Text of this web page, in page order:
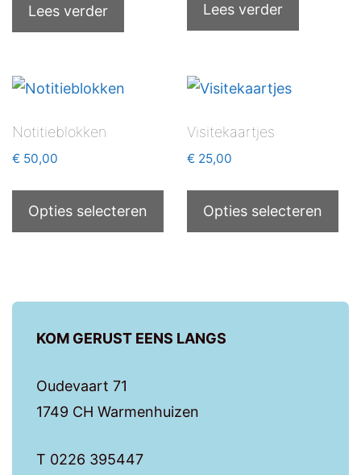
Lees verder Lees verder
Notitieblokken
€ 50,00
Opties selecteren
Visitekaartjes
€ 25,00
Opties selecteren
KOM GERUST EENS LANGS
Oudevaart 71
1749 CH Warmenhuizen
T 0226 395447